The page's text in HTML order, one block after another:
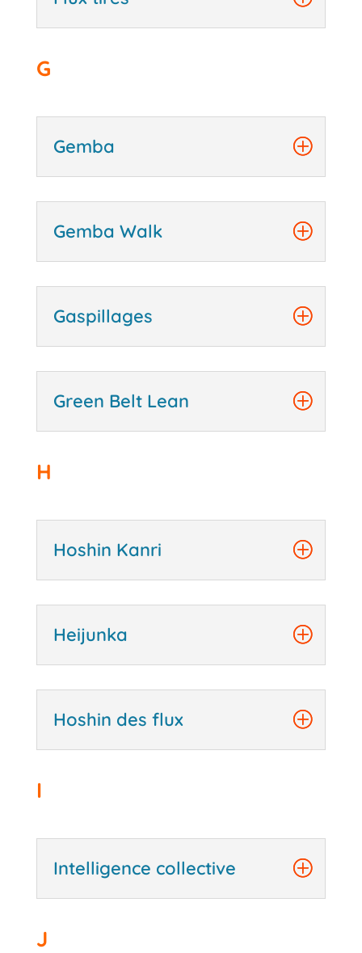
G
Gemba
Gemba Walk
Gaspillages
Green Belt Lean
H
Hoshin Kanri
Heijunka
Hoshin des flux
I
Intelligence collective
J